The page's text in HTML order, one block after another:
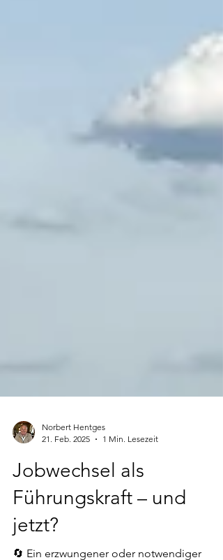
Norbert Hentges
1 Min. Lesezeit
Jobwechsel als
Führungskraft – und